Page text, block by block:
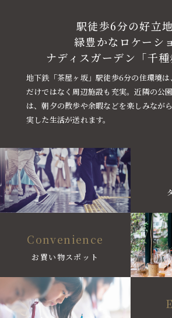
駅徒歩6分の好立地
緑豊かなロケーシ
ナディスガーデン「千種
地下鉄「茶屋ヶ坂」駅徒歩6分の住環境
だけではなく周辺施設も充実。近隣の公
は、朝夕の散歩や余暇などを楽しみなが
実した生活が送れます。
Convenience
お買い物スポット